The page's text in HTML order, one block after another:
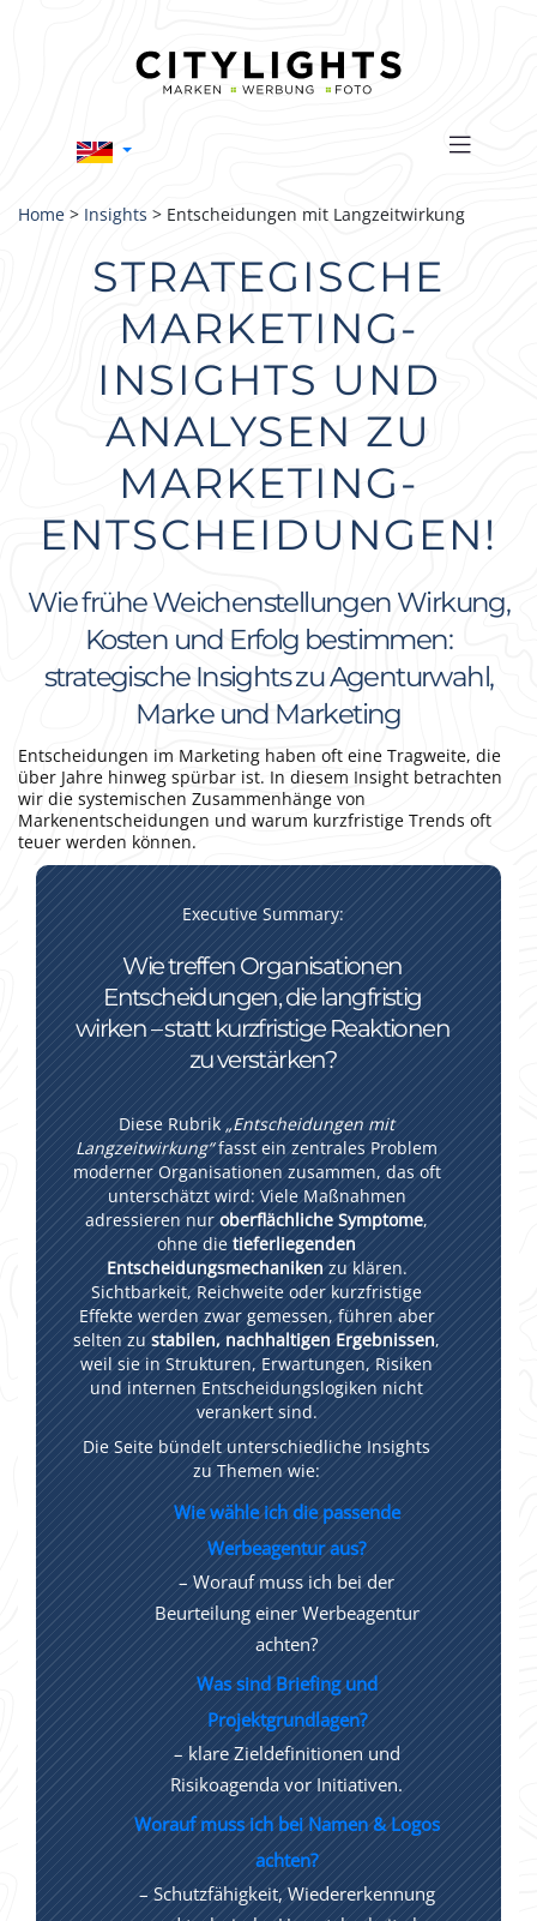
Home > Insights > Entscheidungen mit Langzeitwirkung
STRATEGISCHE
MARKETING-
INSIGHTS UND
ANALYSEN ZU
MARKETING-
ENTSCHEIDUNGEN!
Wie frühe Weichenstellungen Wirkung,
Kosten und Erfolg bestimmen:
strategische Insights zu Agenturwahl,
Marke und Marketing
Entscheidungen im Marketing haben oft eine Tragweite, die
über Jahre hinweg spürbar ist. In diesem Insight betrachten
wir die systemischen Zusammenhänge von
Markenentscheidungen und warum kurzfristige Trends oft
teuer werden können.
Executive Summary:
Wie treffen Organisationen
Entscheidungen, die langfristig
wirken – statt kurzfristige Reaktionen
zu verstärken?
Diese Rubrik „Entscheidungen mit
Langzeitwirkung“fasst ein zentrales Problem
moderner Organisationen zusammen, das oft
unterschätzt wird: Viele Maßnahmen
adressieren nur oberflächliche Symptome,
ohne die tieferliegenden
Entscheidungsmechaniken zu klären.
Sichtbarkeit, Reichweite oder kurzfristige
Effekte werden zwar gemessen, führen aber
selten zu stabilen, nachhaltigen Ergebnissen,
weil sie in Strukturen, Erwartungen, Risiken
und internen Entscheidungslogiken nicht
verankert sind.
Die Seite bündelt unterschiedliche Insights
zu Themen wie:
Wie wähle ich die passende
Werbeagentur aus?
– Worauf muss ich bei der
Beurteilung einer Werbeagentur
achten?
Was sind Briefing und
Projektgrundlagen?
– klare Zieldefinitionen und
Risikoagenda vor Initiativen.
Worauf muss ich bei Namen & Logos
achten?
– Schutzfähigkeit, Wiedererkennung